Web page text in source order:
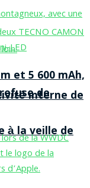
interne de
à la veille de
et 5 600 mAh,
de